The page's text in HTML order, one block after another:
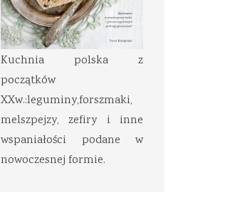
Kuchnia polska z
początków
XXw.:leguminy,forszmaki,
melszpejzy, zefiry i inne
wspaniałości podane w
nowoczesnej formie.